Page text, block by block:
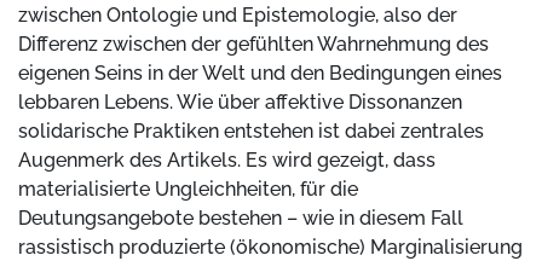
zwischen Ontologie und Epistemologie, also der
Differenz zwischen der gefühlten Wahrnehmung des
eigenen Seins in der Welt und den Bedingungen eines
lebbaren Lebens. Wie über affektive Dissonanzen
solidarische Praktiken entstehen ist dabei zentrales
Augenmerk des Artikels. Es wird gezeigt, dass
materialisierte Ungleichheiten, für die
Deutungsangebote bestehen – wie in diesem Fall
rassistisch produzierte (ökonomische) Marginalisierung